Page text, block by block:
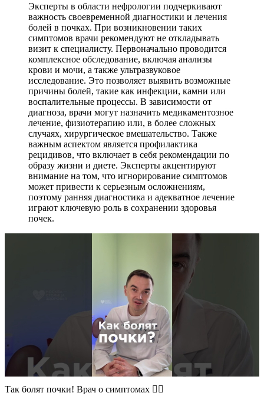
Эксперты в области нефрологии подчеркивают
важность своевременной диагностики и лечения
болей в почках. При возникновении таких
симптомов врачи рекомендуют не откладывать
визит к специалисту. Первоначально проводится
комплексное обследование, включая анализы
крови и мочи, а также ультразвуковое
исследование. Это позволяет выявить возможные
причины болей, такие как инфекции, камни или
воспалительные процессы. В зависимости от
диагноза, врачи могут назначить медикаментозное
лечение, физиотерапию или, в более сложных
случаях, хирургическое вмешательство. Также
важным аспектом является профилактика
рецидивов, что включает в себя рекомендации по
образу жизни и диете. Эксперты акцентируют
внимание на том, что игнорирование симптомов
может привести к серьезным осложнениям,
поэтому ранняя диагностика и адекватное лечение
играют ключевую роль в сохранении здоровья
почек.
Так болят почки! Врач о симптомах ☝🏻